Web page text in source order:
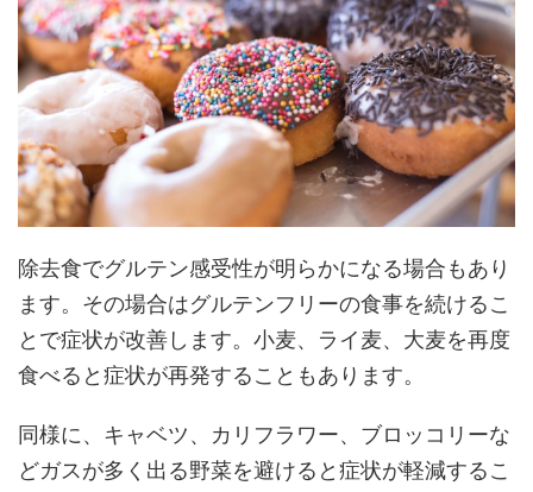
除去食でグルテン感受性が明らかになる場合もあり
ます。その場合はグルテンフリーの食事を続けるこ
とで症状が改善します。小麦、ライ麦、大麦を再度
食べると症状が再発することもあります。
同様に、キャベツ、カリフラワー、ブロッコリーな
どガスが多く出る野菜を避けると症状が軽減するこ